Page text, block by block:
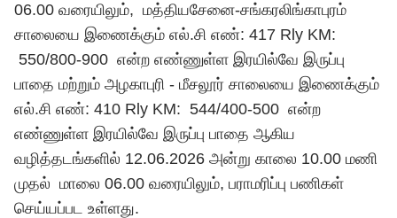
06.00 வரையிலும், மத்தியசேனை-சங்கரலிங்காபுரம்
சாலையை இணைக்கும் எல்.சி எண்: 417 Rly KM:
550/800-900 என்ற எண்ணுள்ள இரயில்வே இருப்பு
பாதை மற்றும் அழகாபுரி - மீசலூர் சாலையை இணைக்கும்
எல்.சி எண்: 410 Rly KM: 544/400-500 என்ற
எண்ணுள்ள இரயில்வே இருப்பு பாதை ஆகிய
வழித்தடங்களில் 12.06.2026 அன்று காலை 10.00 மணி
முதல் மாலை 06.00 வரையிலும், பராமரிப்பு பணிகள்
செய்யப்பட உள்ளது.